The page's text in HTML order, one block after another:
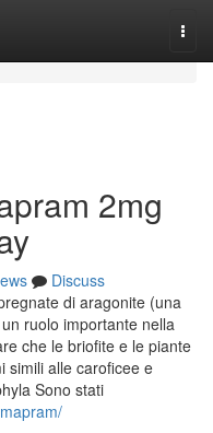
2mg
Discuss
di aragonite (una
ruolo importante nella
che le briofite e le piante
simili alle caroficee e
Sono stati